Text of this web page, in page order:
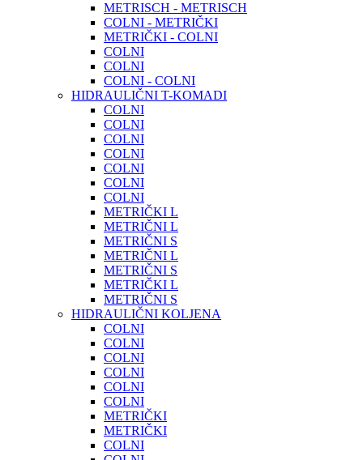
METRISCH - METRISCH
COLNI - METRIČKI
METRIČKI - COLNI
COLNI
COLNI
COLNI - COLNI
HIDRAULIČNI T-KOMADI
COLNI
COLNI
COLNI
COLNI
COLNI
COLNI
COLNI
METRIČKI L
METRIČNI L
METRIČNI S
METRIČNI L
METRIČNI S
METRIČKI L
METRIČNI S
HIDRAULIČNI KOLJENA
COLNI
COLNI
COLNI
COLNI
COLNI
COLNI
METRIČKI
METRIČKI
COLNI